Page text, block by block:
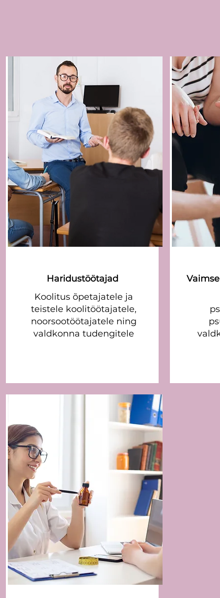
Haridustöötajad
Koolitus õpetajatele ja
teistele koolitöötajatele,
noorsootöötajatele ning
valdkonna tudengitele